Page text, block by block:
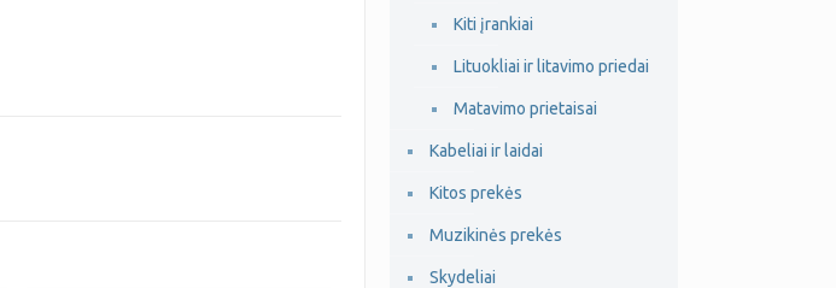
Kiti įrankiai
Lituokliai ir litavimo priedai
Matavimo prietaisai
Kabeliai ir laidai
Kitos prekės
Muzikinės prekės
Skydeliai